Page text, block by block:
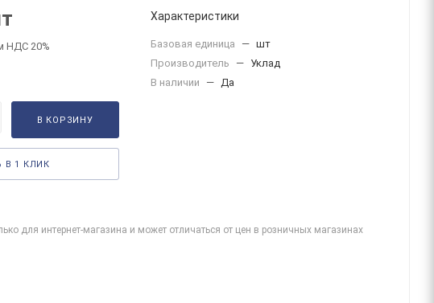
НДС 20%
В КОРЗИНУ
В 1 КЛИК
Характеристики
Базовая единица — шт
Производитель
— Уклад
В наличии
— Да
для интернет-магазина и может отличаться от цен в розничных магазинах